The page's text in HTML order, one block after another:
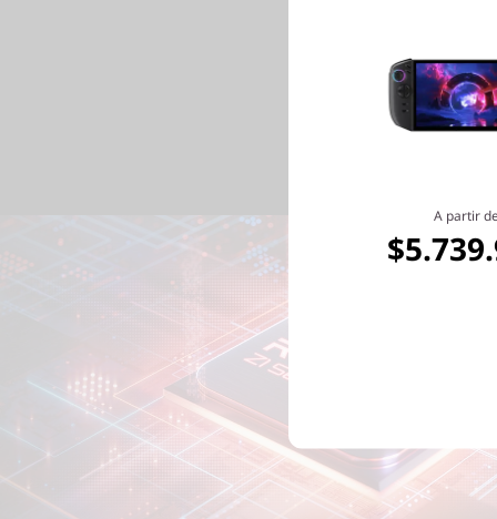
las
A partir